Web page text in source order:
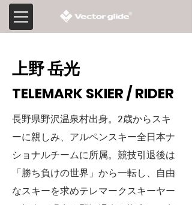
​上野 岳光
​TELEMARK SKIER / RIDER
長野県野沢温泉村出身。2歳からスキ
ーに親しみ、アルペンスキー全日本ナ
ショナルチームに所属。競技引退後は
「勝ち負けの世界」から一転し、自由
なスキーを求めテレマークスキーヤー